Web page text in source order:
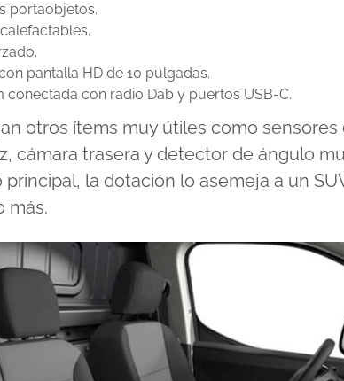
portaobjetos.
pantalla HD de 10 pulgadas.
conectada con radio Dab y puertos USB-C.
otros ítems muy útiles como sensores
cámara trasera y detector de ángulo
la dotación lo asemeja a un
más.